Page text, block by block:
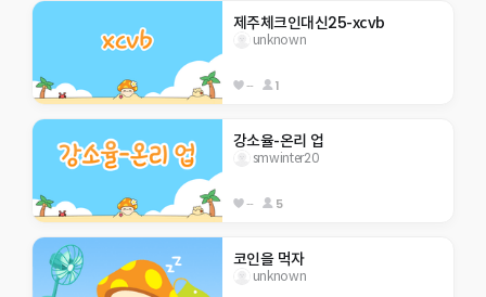
제주체크인대신25-xcvb
unknown
-- 1
강소율-온리 업
smwinter20
-- 5
코인을 먹자
unknown